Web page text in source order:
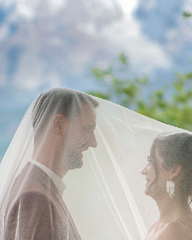
précieux à deux. Mais alors, combien ça coûte
vraiment ? Et surtout, que comprend ce prix ?
Allez, je vous emmène dans les coulisses de ces
petits bijoux d’hospitalité. Pourquoi choisir un